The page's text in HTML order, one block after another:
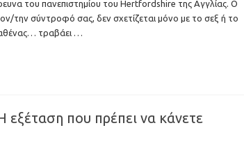
του πανεπιστημίου του Hertfordshire της Αγγλίας. Ο
την σύντροφό σας, δεν σχετίζεται μόνο με το σεξ ή το
τραβάει …
που πρέπει να κάνετε